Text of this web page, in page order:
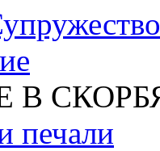
В
печали